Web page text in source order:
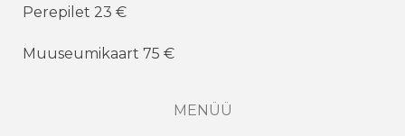
Perepilet 23 €
Muuseumikaart 75 €
MENÜÜ